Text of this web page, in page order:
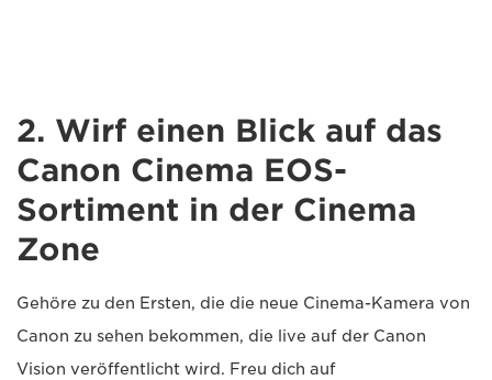
2. Wirf einen Blick auf das
Canon Cinema EOS-
Sortiment in der Cinema
Zone
Gehöre zu den Ersten, die die neue Cinema-Kamera von
Canon zu sehen bekommen, die live auf der Canon
Vision veröffentlicht wird. Freu dich auf